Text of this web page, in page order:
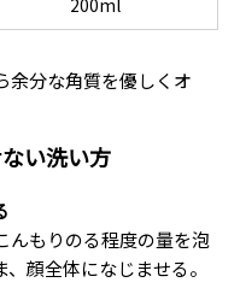
200ml
余分な角質を優しくオ
い洗い方
んもりのる程度の量を泡
顔全体になじませる。